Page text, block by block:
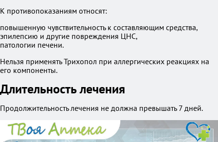
К противопоказаниям относят:
повышенную чувствительность к составляющим средства,
эпилепсию и другие повреждения ЦНС,
патологии печени.
Нельзя применять Трихопол при аллергических реакциях на
его компоненты.
Длительность лечения
Продолжительность лечения не должна превышать 7 дней.